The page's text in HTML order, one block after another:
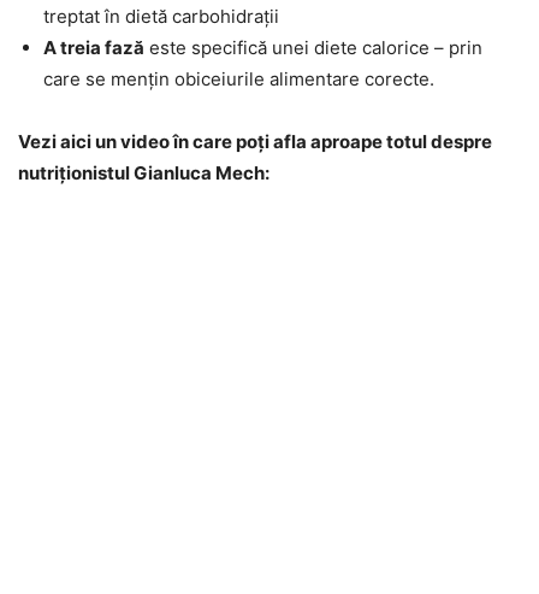
treptat în dietă carbohidrații
A treia fază este specifică unei diete calorice – prin
care se mențin obiceiurile alimentare corecte.
Vezi aici un video în care poți afla aproape totul despre
nutriționistul Gianluca Mech: